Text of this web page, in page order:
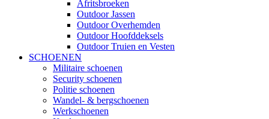
Afritsbroeken
Outdoor Jassen
Outdoor Overhemden
Outdoor Hoofddeksels
Outdoor Truien en Vesten
SCHOENEN
Militaire schoenen
Security schoenen
Politie schoenen
Wandel- & bergschoenen
Werkschoenen